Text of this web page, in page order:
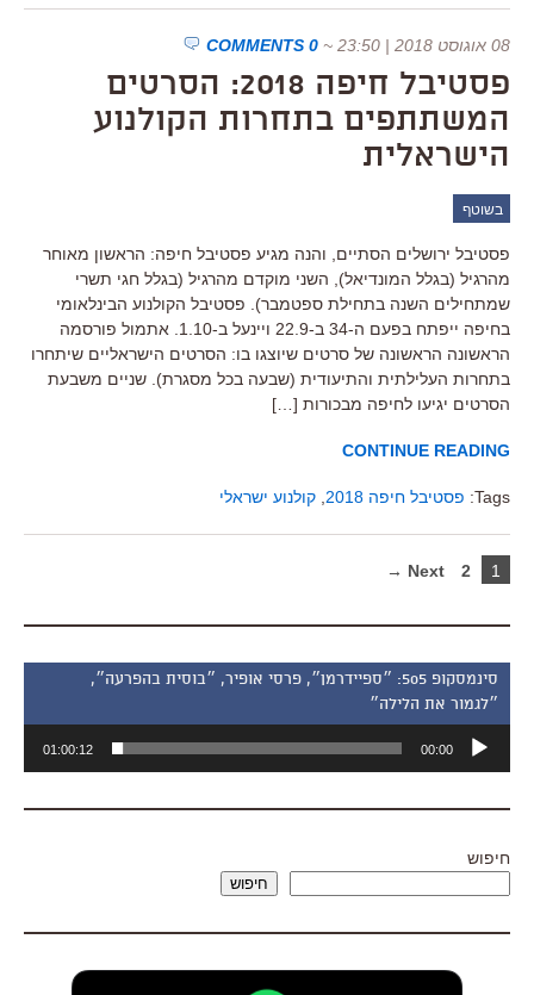
08 אוגוסט 2018 | 23:50 ~
0 COMMENTS
פסטיבל חיפה 2018: הסרטים
המשתתפים בתחרות הקולנוע
הישראלית
בשוטף
פסטיבל ירושלים הסתיים, והנה מגיע פסטיבל חיפה: הראשון מאוחר
מהרגיל (בגלל המונדיאל), השני מוקדם מהרגיל (בגלל חגי תשרי
שמתחילים השנה בתחילת ספטמבר). פסטיבל הקולנוע הבינלאומי
בחיפה ייפתח בפעם ה-34 ב-22.9 ויינעל ב-1.10. אתמול פורסמה
הראשונה הראשונה של סרטים שיוצגו בו: הסרטים הישראליים שיתחרו
בתחרות העלילתית והתיעודית (שבעה בכל מסגרת). שניים משבעת
הסרטים יגיעו לחיפה מבכורות […]
CONTINUE READING
Tags: פסטיבל חיפה 2018 קולנוע ישראלי
1
2
Next →
סינמסקופ 505: ״ספיידרמן״, פרסי אופיר, ״בוסית בהפרעה״,
״לגמור את הלילה״
אודיו
00:00
01:00:12
חיפוש
חיפוש